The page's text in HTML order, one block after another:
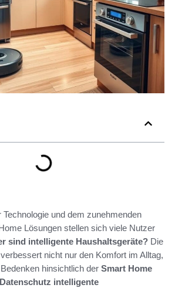
Technologie und dem zunehmenden
Lösungen stellen sich viele Nutzer
sind intelligente Haushaltsgeräte? Die
nicht nur den Komfort im Alltag,
hinsichtlich der Smart Home
Datenschutz intelligente